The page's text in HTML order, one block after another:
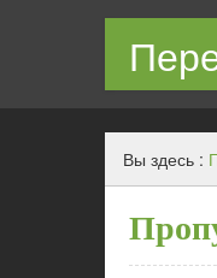
Вы здесь :